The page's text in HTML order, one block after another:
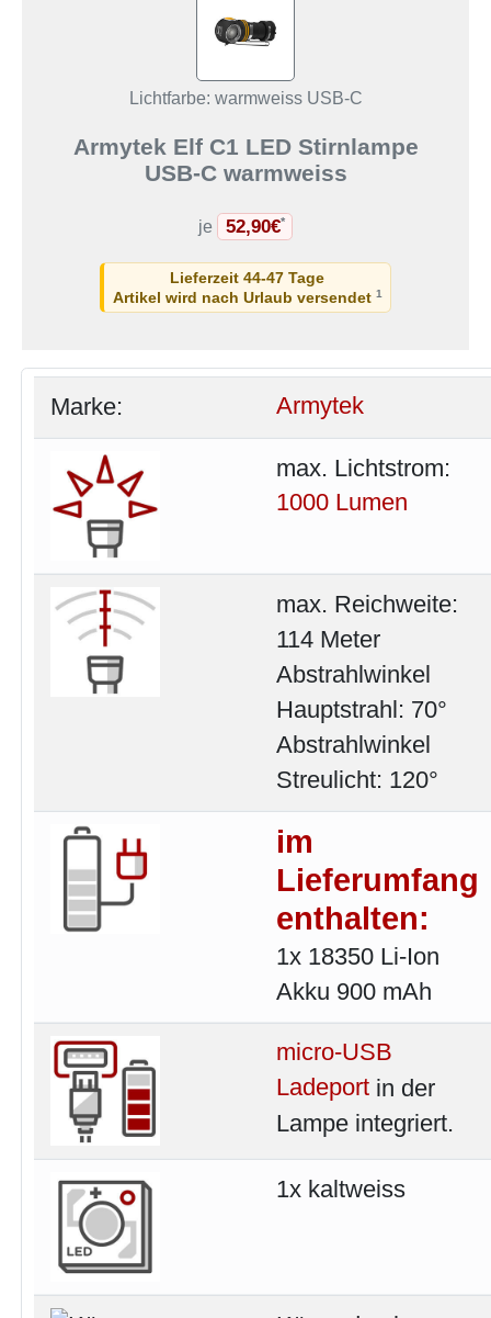
Lichtfarbe: warmweiss USB-C
Armytek Elf C1 LED Stirnlampe
USB-C warmweiss
je 52,90€*
Lieferzeit 44-47 Tage
Artikel wird nach Urlaub versendet 1
Marke: Armytek
max. Lichtstrom:
1000 Lumen
max. Reichweite:
114 Meter
Abstrahlwinkel
Hauptstrahl: 70°
Abstrahlwinkel
Streulicht: 120°
im
Lieferumfang
enthalten:
1x 18350 Li-Ion
Akku 900 mAh
micro-USB
Ladeportin der
Lampe integriert.
1x kaltweiss